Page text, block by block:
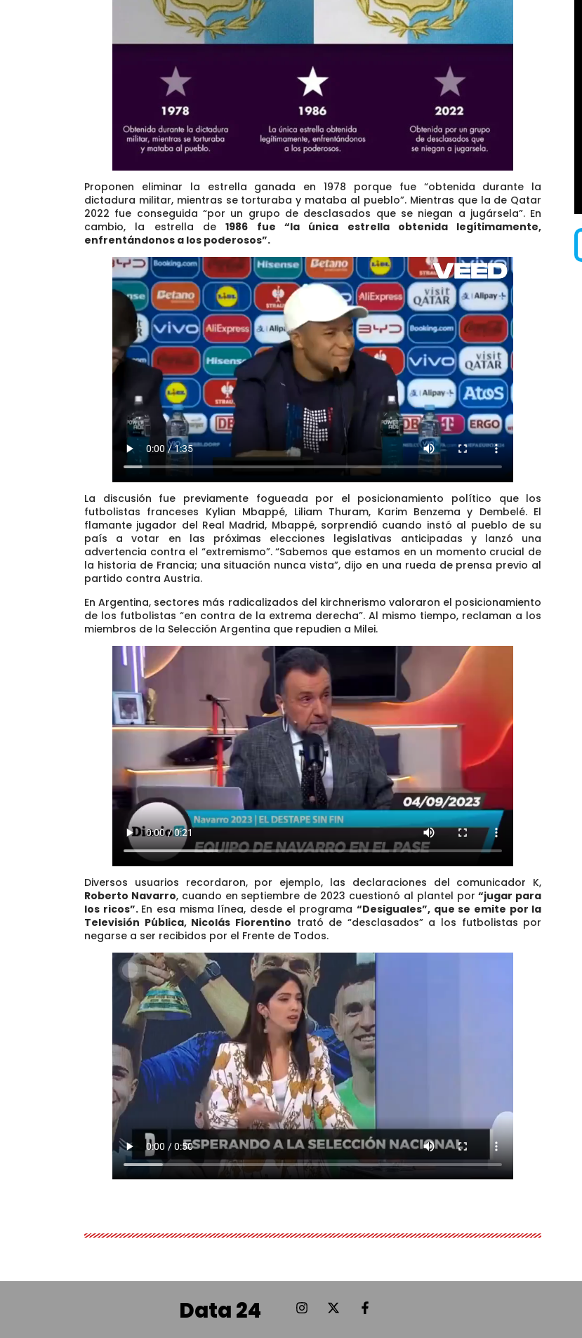
Proponen eliminar la estrella ganada en 1978 porque fue “obtenida durante la
dictadura militar, mientras se torturaba y mataba al pueblo”. Mientras que la de Qatar
2022 fue conseguida “por un grupo de desclasados que se niegan a jugársela”. En
cambio, la estrella de1986 fue “la única estrella obtenida legítimamente,
enfrentándonos a los poderosos”.
La discusión fue previamente fogueada por el posicionamiento político que los
futbolistas franceses Kylian Mbappé, Liliam Thuram, Karim Benzema y Dembelé. El
flamante jugador del Real Madrid, Mbappé, sorprendió cuando instó al pueblo de su
país a votar en las próximas elecciones legislativas anticipadas y lanzó una
advertencia contra el “extremismo”.“Sabemos que estamos en un momento crucial de
la historia de Francia; una situación nunca vista”, dijo en una rueda de prensa previo al
partido contra Austria.
En Argentina, sectores más radicalizados del kirchnerismo valoraron el posicionamiento
de los futbolistas “en contra de la extrema derecha”. Al mismo tiempo, reclaman a los
miembros de la Selección Argentina que repudien a Milei.
Diversos usuarios recordaron, por ejemplo, las declaraciones del comunicador K,
Roberto Navarro, cuando en septiembre de 2023 cuestionó al plantel por“jugar para
los ricos”. En esa misma línea, desde el programa “Desiguales”, que se emite por la
Televisión Pública, Nicolás Fiorentino trató de “desclasados”a los futbolistas por
negarse a ser recibidos por el Frente de Todos.
Data 24